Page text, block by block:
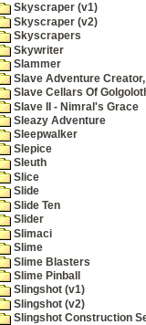
Skyscraper (v1)
Skyscraper (v2)
Skyscrapers
Skywriter
Slammer
Slave Adventure Creator,
Slave Cellars Of
Slave II - Nimral's Grace
Sleazy Adventure
Sleepwalker
Slepice
Sleuth
Slice
Slide
Slide Ten
Slider
Slimaci
Slime
Slime Blasters
Slime Pinball
Slingshot (v1)
Slingshot (v2)
Slingshot Construction